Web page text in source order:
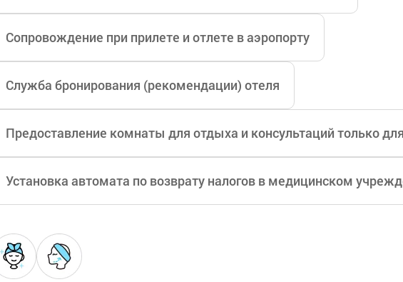
Сопровождение при прилете и отлете в аэропорту
Служба бронирования (рекомендации) отеля
Предоставление комнаты для отдыха и консультаций только
Установка автомата по возврату налогов в медицинском